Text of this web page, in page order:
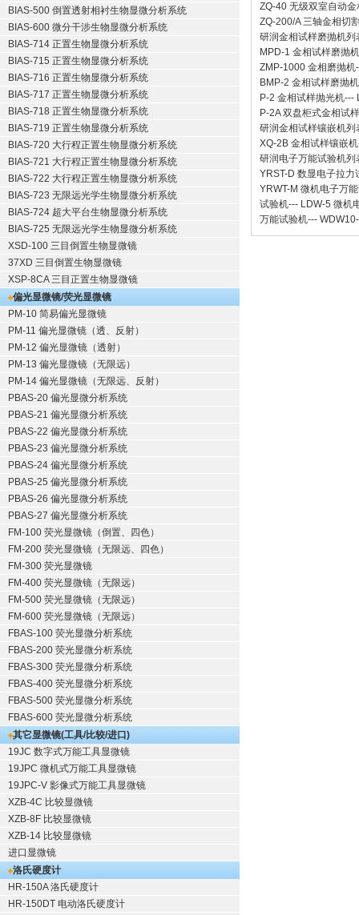
BIAS-500 倒置透射相衬生物显微分析系统
BIAS-600 微分干涉生物显微分析系统
BIAS-714 正置生物显微分析系统
BIAS-715 正置生物显微分析系统
BIAS-716 正置生物显微分析系统
BIAS-717 正置生物显微分析系统
BIAS-718 正置生物显微分析系统
BIAS-719 正置生物显微分析系统
BIAS-720 大行程正置生物显微分析系统
BIAS-721 大行程正置生物显微分析系统
BIAS-722 大行程正置生物显微分析系统
BIAS-723 无限远光学生物显微分析系统
BIAS-724 超大平台生物显微分析系统
BIAS-725 无限远光学生物显微分析系统
XSD-100 三目倒置生物显微镜
37XD 三目倒置生物显微镜
XSP-8CA 三目正置生物显微镜
偏光显微镜/荧光显微镜
PM-10 简易偏光显微镜
PM-11 偏光显微镜（透、反射）
PM-12 偏光显微镜（透射）
PM-13 偏光显微镜（无限远）
PM-14 偏光显微镜（无限远、反射）
PBAS-20 偏光显微分析系统
PBAS-21 偏光显微分析系统
PBAS-22 偏光显微分析系统
PBAS-23 偏光显微分析系统
PBAS-24 偏光显微分析系统
PBAS-25 偏光显微分析系统
PBAS-26 偏光显微分析系统
PBAS-27 偏光显微分析系统
FM-100 荧光显微镜（倒置、四色）
FM-200 荧光显微镜（无限远、四色）
FM-300 荧光显微镜
FM-400 荧光显微镜（无限远）
FM-500 荧光显微镜（无限远）
FM-600 荧光显微镜（无限远）
FBAS-100 荧光显微分析系统
FBAS-200 荧光显微分析系统
FBAS-300 荧光显微分析系统
FBAS-400 荧光显微分析系统
FBAS-500 荧光显微分析系统
FBAS-600 荧光显微分析系统
其它显微镜(工具/比较/进口)
19JC 数字式万能工具显微镜
19JPC 微机式万能工具显微镜
19JPC-V 影像式万能工具显微镜
XZB-4C 比较显微镜
XZB-8F 比较显微镜
XZB-14 比较显微镜
进口显微镜
洛氏硬度计
HR-150A 洛氏硬度计
HR-150DT 电动洛氏硬度计
ZQ-40 无级双室自动金
ZQ-200/A 三轴金相切
研润金相试样磨抛机列
MPD-1 金相试样磨抛机
ZMP-1000 金相磨抛机
BMP-2 金相试样磨抛机
P-2 金相试样抛光机---
P-2A 双盘柜式金相试
研润金相试样镶嵌机列
XQ-2B 金相试样镶嵌机
研润电子万能试验机列
YRST-D 数显电子拉力
YRWT-M 微机电子万
试验机--- LDW-5 微机
万能试验机---